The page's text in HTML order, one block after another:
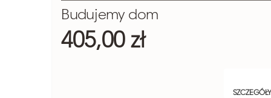
Budujemy dom
405,00 zł
SZCZEGÓŁY